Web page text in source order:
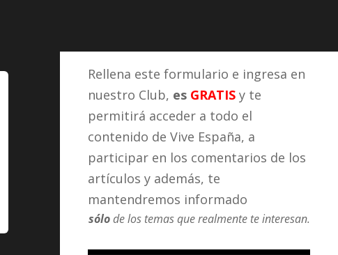
Rellena este formulario e ingresa en
nuestro Club, es GRATIS y te
permitirá acceder a todo el
contenido de Vive España, a
participar en los comentarios de los
artículos y además, te
mantendremos informado
sólode los temas que realmente te interesan.